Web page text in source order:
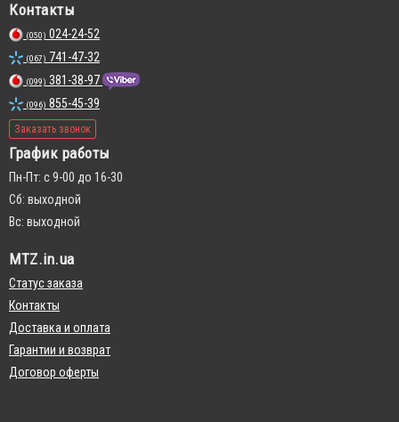
Контакты
(050) 024-24-52
(067) 741-47-32
(099) 381-38-97
(096) 855-45-39
Заказать звонок
График работы
Пн-Пт: с 9-00 до 16-30
Сб: выходной
Вс: выходной
MTZ.in.ua
Статус заказа
Контакты
Доставка и оплата
Гарантии и возврат
Договор оферты